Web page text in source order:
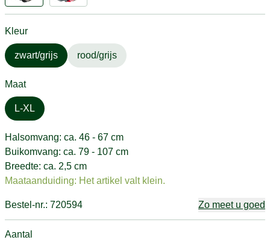
Kleur
zwart/grijs rood/grijs
Maat
L-XL
Halsomvang: ca. 46 - 67 cm
Buikomvang: ca. 79 - 107 cm
Breedte: ca. 2,5 cm
Maataanduiding: Het artikel valt klein.
Bestel-nr.: 720594 Zo meet u goed
Aantal